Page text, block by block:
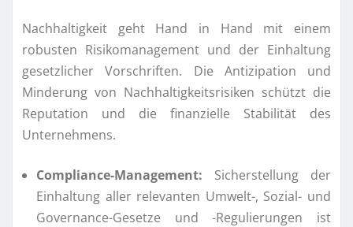
Nachhaltigkeit geht Hand in Hand mit einem
robusten Risikomanagement und der Einhaltung
gesetzlicher Vorschriften. Die Antizipation und
Minderung von Nachhaltigkeitsrisiken schützt die
Reputation und die finanzielle Stabilität des
Unternehmens.
Compliance-Management: Sicherstellung der
Einhaltung aller relevanten Umwelt-, Sozial- und
Governance-Gesetze und -Regulierungen ist